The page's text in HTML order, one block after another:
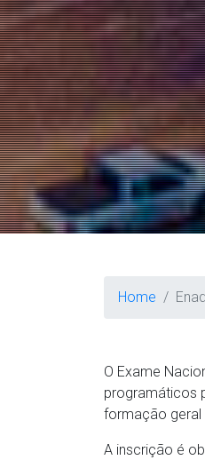
Home
O Exame
programáticos
formação geral
A inscrição é